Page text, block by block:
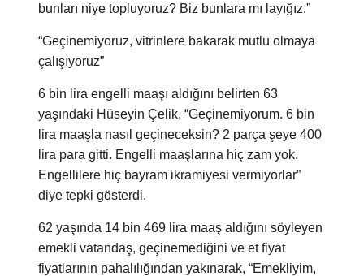
bunları niye topluyoruz? Biz bunlara mı layığız.”
“Geçinemiyoruz, vitrinlere bakarak mutlu olmaya
çalışıyoruz”
6 bin lira engelli maaşı aldığını belirten 63
yaşındaki Hüseyin Çelik, “Geçinemiyorum. 6 bin
lira maaşla nasıl geçineceksin? 2 parça şeye 400
lira para gitti. Engelli maaşlarına hiç zam yok.
Engellilere hiç bayram ikramiyesi vermiyorlar”
diye tepki gösterdi.
62 yaşında 14 bin 469 lira maaş aldığını söyleyen
emekli vatandaş, geçinemediğini ve et fiyat
fiyatlarının pahalılığından yakınarak, “Emekliyim,